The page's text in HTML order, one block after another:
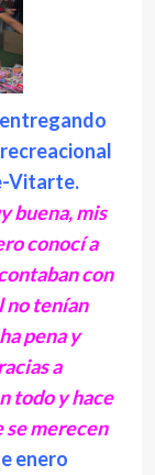
Vitarte.
buena, mis
conocí a
con
no tenían
pena y
a
todo y hace
se merecen
enero